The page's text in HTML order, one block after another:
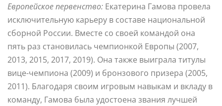
Европейское первенство: Екатерина Гамова провела
исключительную карьеру в составе национальной
сборной России. Вместе со своей командой она
пять раз становилась чемпионкой Европы (2007,
2013, 2015, 2017, 2019). Она также выиграла титулы
вице-чемпиона (2009) и бронзового призера (2005,
2011). Благодаря своим игровым навыкам и вкладу в
команду, Гамова была удостоена звания лучшей